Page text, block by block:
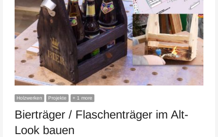
Holzwerken Projekte + 1 more
Bierträger / Flaschenträger im Alt-
Look bauen